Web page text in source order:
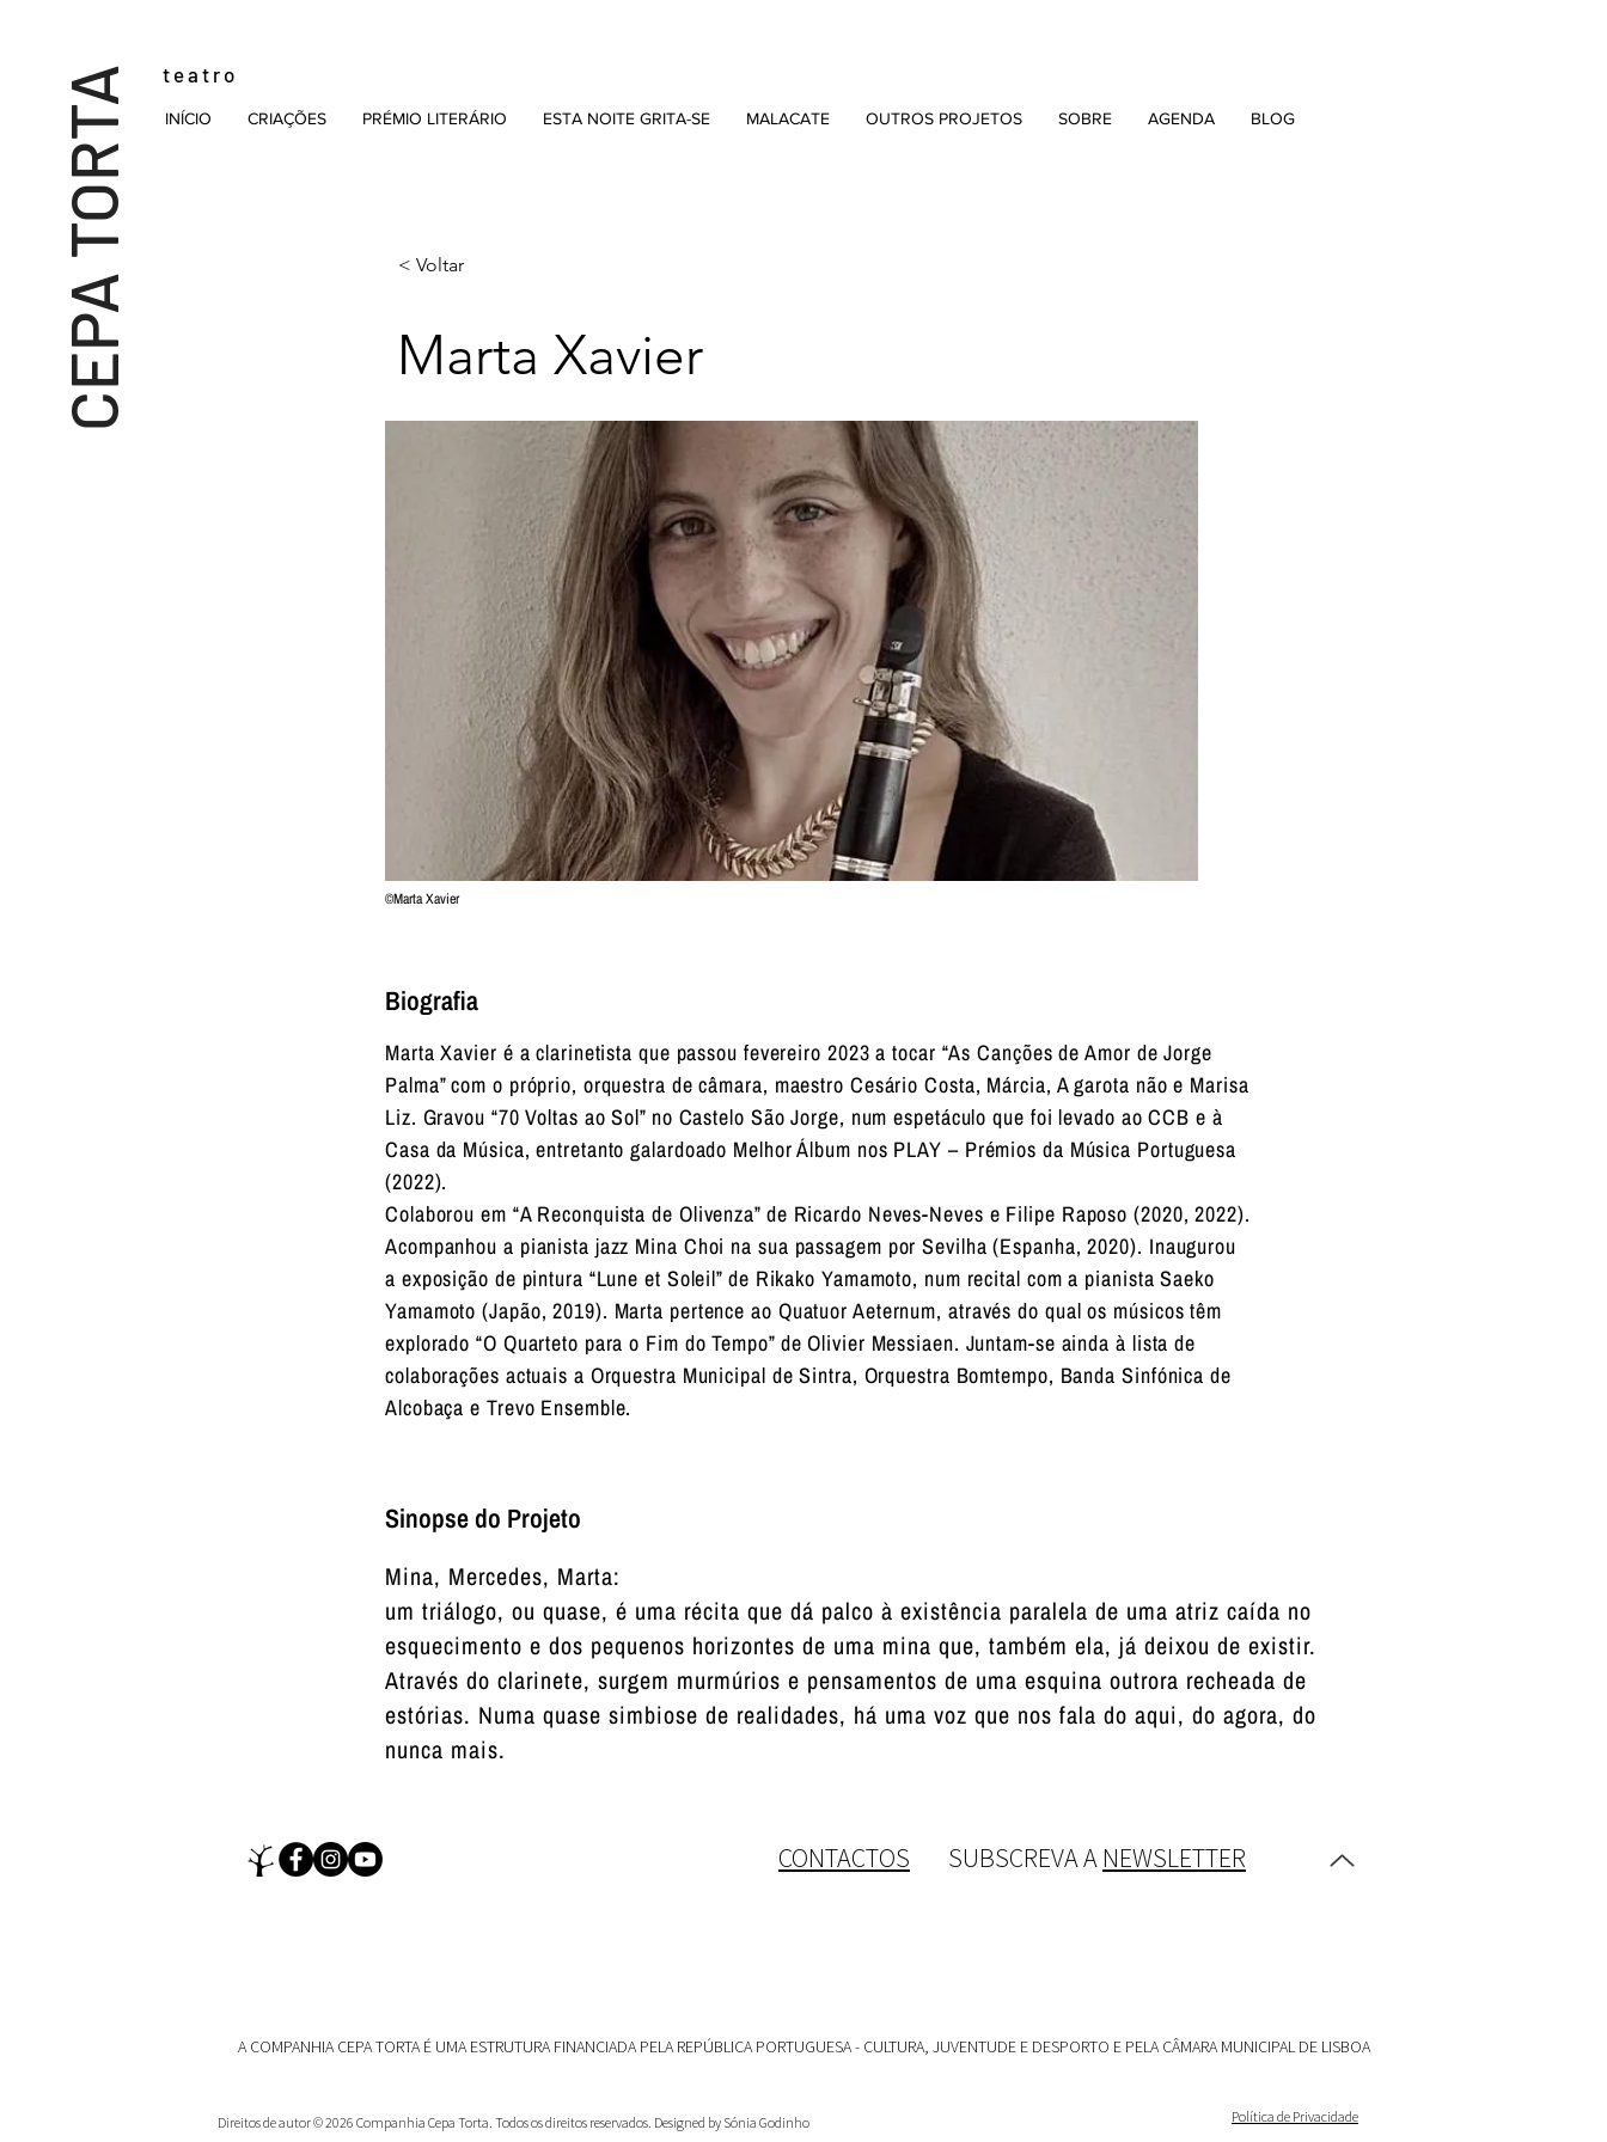
CEPA TORTA t e a t r o
INÍCIO CRIAÇÕES PRÉMIO LITERÁRIO ESTA NOITE GRITA-SE MALACATE OUTROS PROJETOS SOBRE AGENDA BLOG
< Voltar
Marta Xavier
©Marta Xavier
Biografia
Marta Xavier é a clarinetista que passou fevereiro 2023 a tocar “As Canções de Amor de Jorge
Palma” com o próprio, orquestra de câmara, maestro Cesário Costa, Márcia, A garota não e Marisa
Liz. Gravou “70 Voltas ao Sol” no Castelo São Jorge, num espetáculo que foi levado ao CCB e à
Casa da Música, entretanto galardoado Melhor Álbum nos PLAY – Prémios da Música Portuguesa
(2022).
Colaborou em “A Reconquista de Olivenza” de Ricardo Neves-Neves e Filipe Raposo (2020, 2022).
Acompanhou a pianista jazz Mina Choi na sua passagem por Sevilha (Espanha, 2020). Inaugurou
a exposição de pintura “Lune et Soleil” de Rikako Yamamoto, num recital com a pianista Saeko
Yamamoto (Japão, 2019). Marta pertence ao Quatuor Aeternum, através do qual os músicos têm
explorado “O Quarteto para o Fim do Tempo” de Olivier Messiaen. Juntam-se ainda à lista de
colaborações actuais a Orquestra Municipal de Sintra, Orquestra Bomtempo, Banda Sinfónica de
Alcobaça e Trevo Ensemble.
Sinopse do Projeto
Mina, Mercedes, Marta:
um triálogo, ou quase, é uma récita que dá palco à existência paralela de uma atriz caída no
esquecimento e dos pequenos horizontes de uma mina que, também ela, já deixou de existir.
Através do clarinete, surgem murmúrios e pensamentos de uma esquina outrora recheada de
estórias. Numa quase simbiose de realidades, há uma voz que nos fala do aqui, do agora, do
nunca mais.
CONTACTOS SUBSCREVA ANEWSLETTER
A COMPANHIA CEPA TORTA É UMA ESTRUTURA FINANCIADA PELA REPÚBLICA PORTUGUESA - CULTURA, JUVENTUDE E DESPORTO E PELA CÂMARA MUNICIPAL DE LISBOA
Direitos de autor © 2026 Companhia Cepa Torta. Todos os direitos reservados. Designed by Sónia Godinho Política de Privacidade